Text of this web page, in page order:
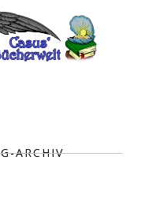
ARCHIV